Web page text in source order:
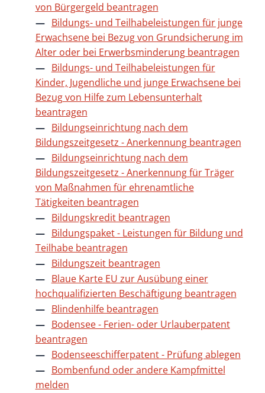
von Bürgergeld beantragen
Bildungs- und Teilhabeleistungen für junge
Erwachsene bei Bezug von Grundsicherung im
Alter oder bei Erwerbsminderung beantragen
Bildungs- und Teilhabeleistungen für
Kinder, Jugendliche und junge Erwachsene bei
Bezug von Hilfe zum Lebensunterhalt
beantragen
Bildungseinrichtung nach dem
Bildungszeitgesetz - Anerkennung beantragen
Bildungseinrichtung nach dem
Bildungszeitgesetz - Anerkennung für Träger
von Maßnahmen für ehrenamtliche
Tätigkeiten beantragen
Bildungskredit beantragen
Bildungspaket - Leistungen für Bildung und
Teilhabe beantragen
Bildungszeit beantragen
Blaue Karte EU zur Ausübung einer
hochqualifizierten Beschäftigung beantragen
Blindenhilfe beantragen
Bodensee - Ferien- oder Urlauberpatent
beantragen
Bodenseeschifferpatent - Prüfung ablegen
Bombenfund oder andere Kampfmittel
melden